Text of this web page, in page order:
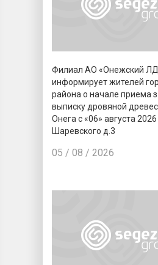
Филиал АО «Онежский
информирует жителей
района о начале приема
выписку дровяной
Онега с «06» августа
Шаревского д.3
05 / 08 / 2026